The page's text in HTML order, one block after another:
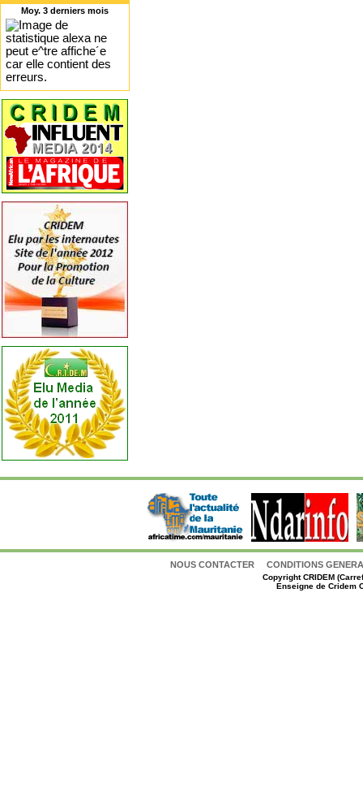
Moy. 3 derniers mois
NOUS CONTACTER CONDITIONS
CopyrightCRIDEM
Enseigne de Cridem